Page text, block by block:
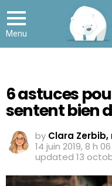
Menu
6 astuces
sentent bien
by Clara
14 juin 2019, 8 h
updated 13